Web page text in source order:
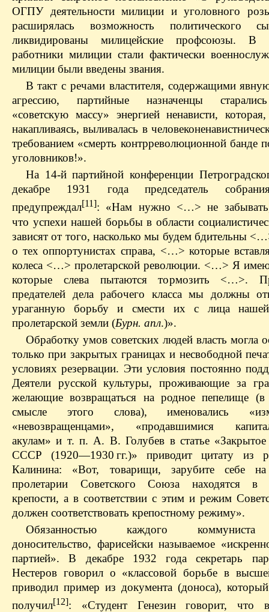
ОГПУ деятельности милиции и уголовного
расширялась возможность политического
ликвидированы милицейские профсоюзы. В
работники милиции стали фактически
милиции были введены звания.
В такт с речами властителя, содержащими
агрессию, партийные назначенцы
«советскую массу» энергией ненависти,
накапливаясь, выливалась в
требованием «смерть контрреволюционной банде
уголовников!».
На 14‑й партийной конференции
декабре 1931 года председатель
предупреждал[11]: «Нам нужно <…> не
что успехи нашей борьбы в области
зависят от того, насколько мы будем бдительны
о тех оппортунистах справа, <…> которые
колеса <…> пролетарской революции. <…> Я
которые слева пытаются тормозить <…>.
предателей дела рабочего класса мы должны
ураганную борьбу и смести их с лица нашей
пролетарской земли (Бурн. апл.)».
Обработку умов советских людей власть могла
только при закрытых границах и несвободной
условиях резервации. Эти условия постоянно
Деятели русской культуры, проживающие за
желающие возвращаться на родное пепелище (в
смысле этого слова), именовались
«невозвращенцами», «продавшимися
акулам» и т. п. А. В. Голубев в статье
СССР (1920—1930 гг.)» приводит цитату
Калинина: «Вот, товарищи, зарубите себе
пролетарии Советского Союза находятся в
крепости, а в соответствии с этим и режим
должен соответствовать крепостному режиму».
Обязанностью каждого коммуниста
доносительство, фарисейски называемое
партией». В декабре 1932 года секретарь
Нестеров говорил о «классовой борьбе в
приводил пример из документа (доноса),
получил[12]: «Студент Генезин говорит, что